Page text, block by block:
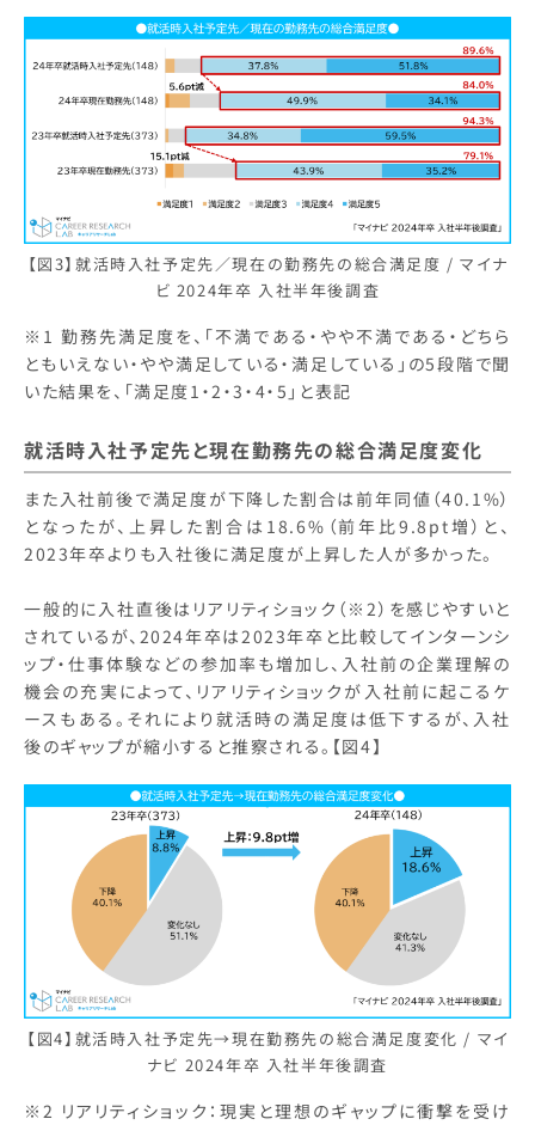
【図3】就活時入社予定先／現在の勤務先の総合満足度 / マイナ
ビ 2024年卒 入社半年後調査
※1 勤務先満足度を、「不満である・やや不満である・どちら
ともいえない・やや満足している・満足している」の5段階で聞
いた結果を、「満足度1・2・3・4・5」と表記
就活時入社予定先と現在勤務先の総合満足度変化
また入社前後で満足度が下降した割合は前年同値（40.1%）
となったが、上昇した割合は18.6%（前年比9.8pt増）と、
2023年卒よりも入社後に満足度が上昇した人が多かった。
一般的に入社直後はリアリティショック（※2）を感じやすいと
されているが、2024年卒は2023年卒と比較してインターンシ
ップ・仕事体験などの参加率も増加し、入社前の企業理解の
機会の充実によって、リアリティショックが入社前に起こるケ
ースもある。それにより就活時の満足度は低下するが、入社
後のギャップが縮小すると推察される。【図4】
【図4】就活時入社予定先→現在勤務先の総合満足度変化 / マイ
ナビ 2024年卒 入社半年後調査
※2 リアリティショック：現実と理想のギャップに衝撃を受け